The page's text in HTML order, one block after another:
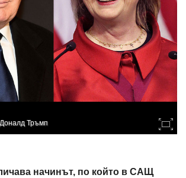
Тръмп
начинът, по който в САЩ